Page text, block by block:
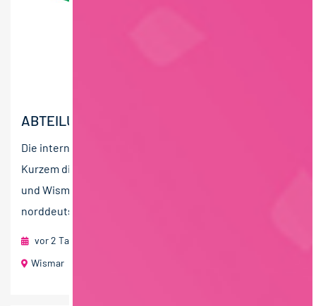
ABTEILUNGSLEITUNG (M/W/D) KÄSEREI
Die international erfolgreiche MEGGLE Group hat vor
Kurzem die Molkerei Rücker mit den Standorten Aurich
und Wismar übernommen. Hier werden
norddeutsche...
vor 2 Tagen
Wismar